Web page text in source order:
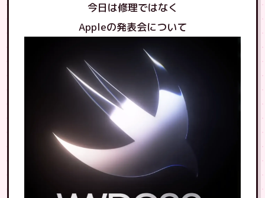
今日は修理ではなく
Appleの発表会について